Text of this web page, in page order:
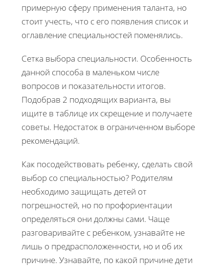
примерную сферу применения таланта, но
стоит учесть, что с его появления список и
оглавление специальностей поменялись.
Сетка выбора специальности. Особенность
данной способа в маленьком числе
вопросов и показательности итогов.
Подобрав 2 подходящих варианта, вы
ищите в таблице их скрещение и получаете
советы. Недостаток в ограниченном выборе
рекомендаций.
Как посодействовать ребенку, сделать свой
выбор со специальностью? Родителям
необходимо защищать детей от
погрешностей, но по профориентации
определяться они должны сами. Чаще
разговаривайте с ребенком, узнавайте не
лишь о предрасположенности, но и об их
причине. Узнавайте, по какой причине дети